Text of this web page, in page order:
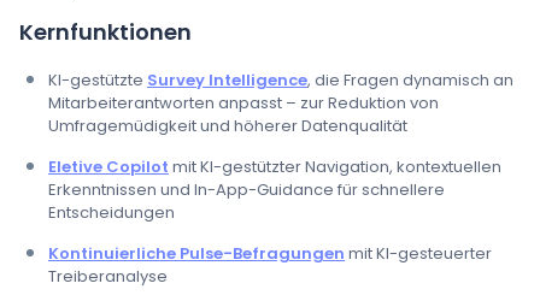
Kernfunktionen
KI-gestützte Survey Intelligence, die Fragen dynamisch an
Mitarbeiterantworten anpasst – zur Reduktion von
Umfragemüdigkeit und höherer Datenqualität
Eletive Copilot mit KI-gestützter Navigation, kontextuellen
Erkenntnissen und In-App-Guidance für schnellere
Entscheidungen
Kontinuierliche Pulse-Befragungen mit KI-gesteuerter
Treiberanalyse